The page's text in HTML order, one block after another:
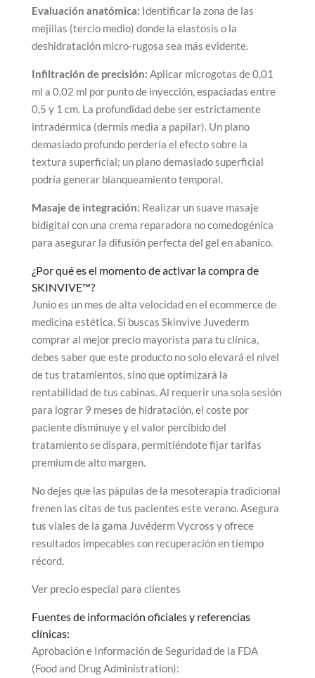
Evaluación anatómica: Identificar la zona de las
mejillas (tercio medio) donde la elastosis o la
deshidratación micro-rugosa sea más evidente.
Infiltración de precisión: Aplicar microgotas de 0,01
ml a 0,02 ml por punto de inyección, espaciadas entre
0,5 y 1 cm. La profundidad debe ser estrictamente
intradérmica (dermis media a papilar). Un plano
demasiado profundo perdería el efecto sobre la
textura superficial; un plano demasiado superficial
podría generar blanqueamiento temporal.
Masaje de integración: Realizar un suave masaje
bidigital con una crema reparadora no comedogénica
para asegurar la difusión perfecta del gel en abanico.
¿Por qué es el momento de activar la compra de
SKINVIVE™?
Junio es un mes de alta velocidad en el ecommerce de
medicina estética. Si buscas Skinvive Juvederm
comprar al mejor precio mayorista para tu clínica,
debes saber que este producto no solo elevará el nivel
de tus tratamientos, sino que optimizará la
rentabilidad de tus cabinas. Al requerir una sola sesión
para lograr 9 meses de hidratación, el coste por
paciente disminuye y el valor percibido del
tratamiento se dispara, permitiéndote fijar tarifas
premium de alto margen.
No dejes que las pápulas de la mesoterapia tradicional
frenen las citas de tus pacientes este verano. Asegura
tus viales de la gama Juvéderm Vycross y ofrece
resultados impecables con recuperación en tiempo
récord.
Ver precio especial para clientes
Fuentes de información oficiales y referencias
clínicas:
Aprobación e Información de Seguridad de la FDA
(Food and Drug Administration):